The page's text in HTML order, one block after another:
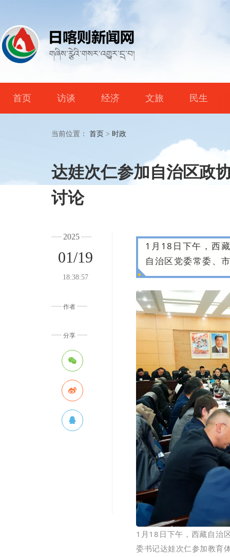
首页 访谈 经济 文旅 民生
当前位置： 首页 > 时政
达娃次仁参加自治区政
讨论
2025
01/19
18:38:57
作者
分享
1月18日下午，西
自治区党委常委、
1月18日下午，西藏自治
委书记达娃次仁参加教育